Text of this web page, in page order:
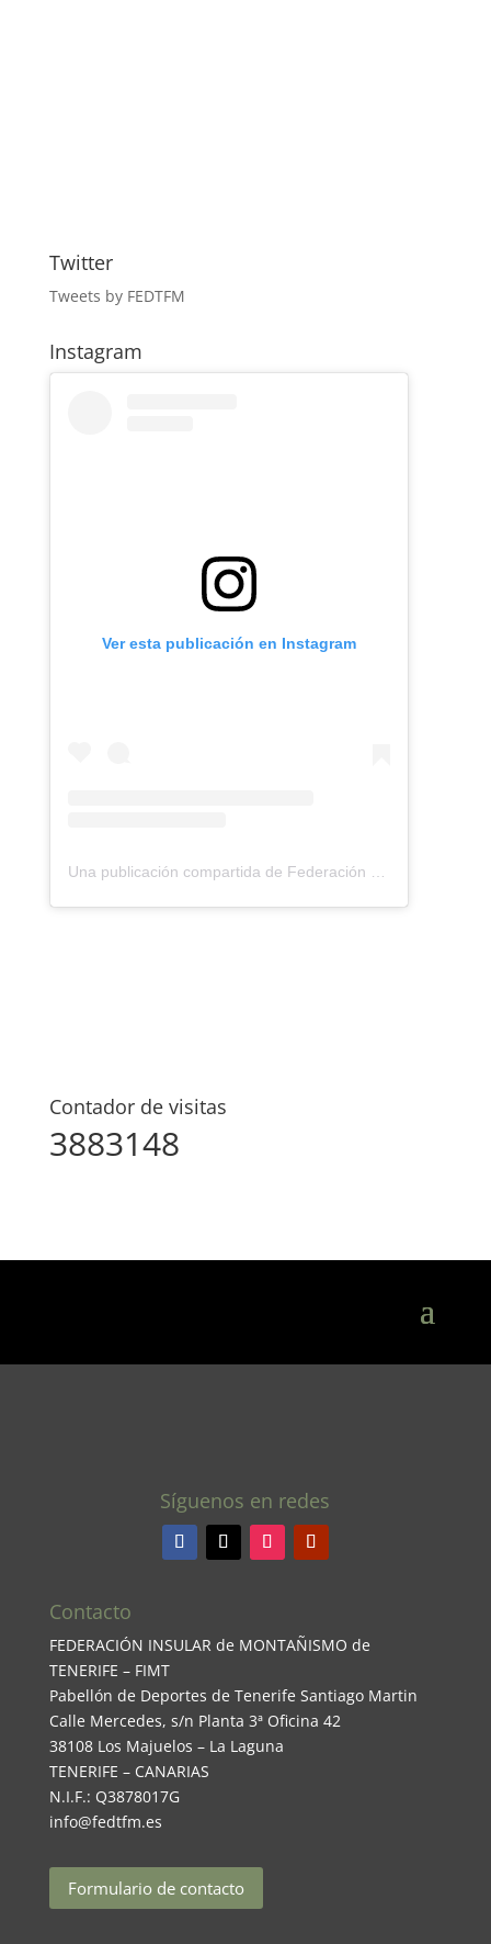
Twitter
Tweets by FEDTFM
Instagram
Ver esta publicación en Instagram
Una publicación compartida de Federación Montañismo Tenerife (@federacion_montanismo_tenerife)
Contador de visitas
3883148
Síguenos en redes
Contacto
FEDERACIÓN INSULAR de MONTAÑISMO de
TENERIFE – FIMT
Pabellón de Deportes de Tenerife Santiago Martin
Calle Mercedes, s/n Planta 3ª Oficina 42
38108 Los Majuelos – La Laguna
TENERIFE – CANARIAS
N.I.F.: Q3878017G
info@fedtfm.es
Formulario de contacto